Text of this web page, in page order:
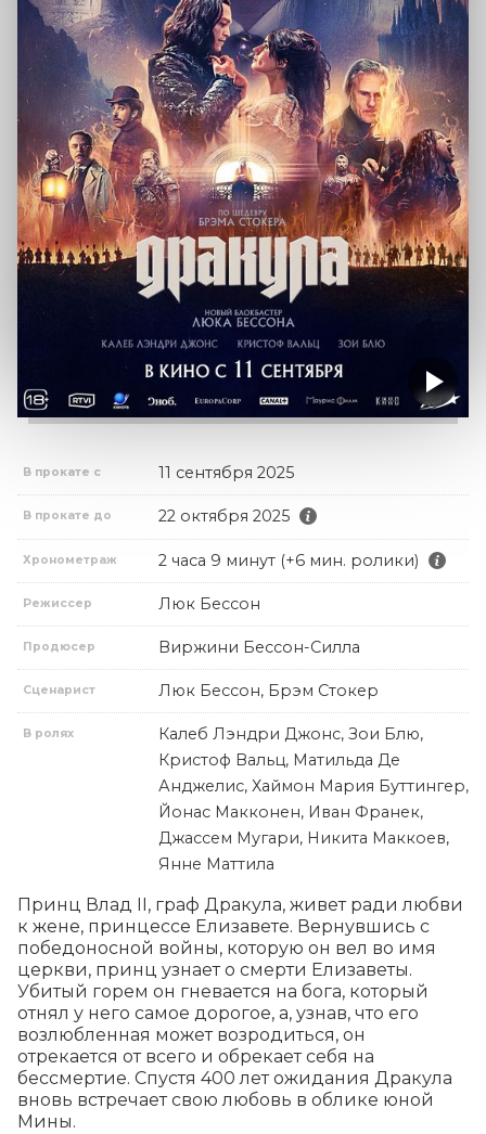
В прокате с 11 сентября 2025
В прокате до 22 октября 2025
Хронометраж 2 часа 9 минут (+6 мин. ролики)
Режиссер Люк Бессон
Продюсер Виржини Бессон-Силла
Сценарист Люк Бессон, Брэм Стокер
В ролях
Калеб Лэндри Джонс, Зои Блю,
Кристоф Вальц, Матильда Де
Анджелис, Хаймон Мария Буттингер,
Йонас Макконен, Иван Франек,
Джассем Мугари, Никита Маккоев,
Янне Маттила
Принц Влад II, граф Дракула, живет ради любви
к жене, принцессе Елизавете. Вернувшись с
победоносной войны, которую он вел во имя
церкви, принц узнает о смерти Елизаветы.
Убитый горем он гневается на бога, который
отнял у него самое дорогое, а, узнав, что его
возлюбленная может возродиться, он
отрекается от всего и обрекает себя на
бессмертие. Спустя 400 лет ожидания Дракула
вновь встречает свою любовь в облике юной
Мины.